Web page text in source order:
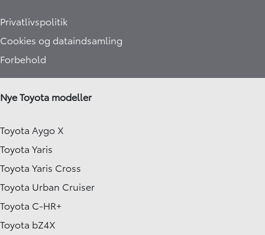
Privatlivspolitik
Cookies og dataindsamling
Forbehold
Nye Toyota modeller
Toyota Aygo X
Toyota Yaris
Toyota Yaris Cross
Toyota Urban Cruiser
Toyota C-HR+
Toyota bZ4X